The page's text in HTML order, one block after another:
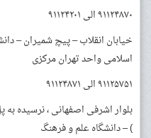
۹۱۱۲۴۸۷۰ الی ۹۱۱۲۴۲۰۱
خیابان انقلاب – پیچ شمیران –
اسلامی واحد تهران مرکزی
۹۱۱۲۵۷۵۱ الی ۹۱۱۲۴۸۷۱
بلوار اشرفی اصفهانی ، نرسیده
) – دانشگاه علم و فرهنگ